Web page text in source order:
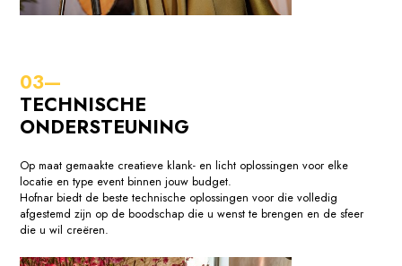
TECHNISCHE
ONDERSTEUNING
Op maat gemaakte creatieve klank- en licht oplossingen voor elke
locatie en type event binnen jouw budget.
Hofnar biedt de beste technische oplossingen voor die volledig
afgestemd zijn op de boodschap die u wenst te brengen en de sfeer
die u wil creëren.